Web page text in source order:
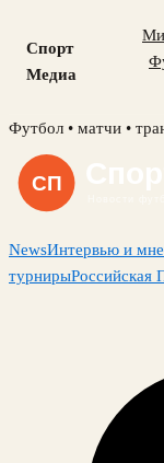
Спорт
Медиа
Skip
content
Футбол • матчи •
NewsИнтервью и
турнирыРоссийская